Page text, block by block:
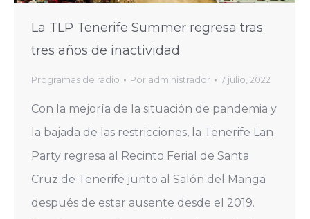
La TLP Tenerife Summer regresa tras
tres años de inactividad
Programas de radio Por administrador 7 julio, 2022
Con la mejoría de la situación de pandemia y
la bajada de las restricciones, la Tenerife Lan
Party regresa al Recinto Ferial de Santa
Cruz de Tenerife junto al Salón del Manga
después de estar ausente desde el 2019.